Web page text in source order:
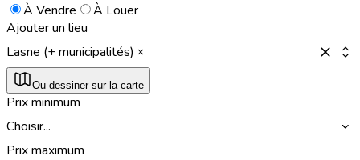
À Vendre
À Louer
Ajouter un lieu
Lasne (+ municipalités)
Ou dessiner sur la carte
Prix minimum
Choisir...
Prix maximum